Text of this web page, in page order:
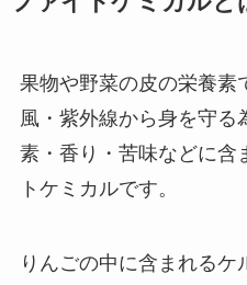
果物や野菜の皮の栄養素
風・紫外線から身を守る
素・香り・苦味などに含
トケミカルです。
りんごの中に含まれる